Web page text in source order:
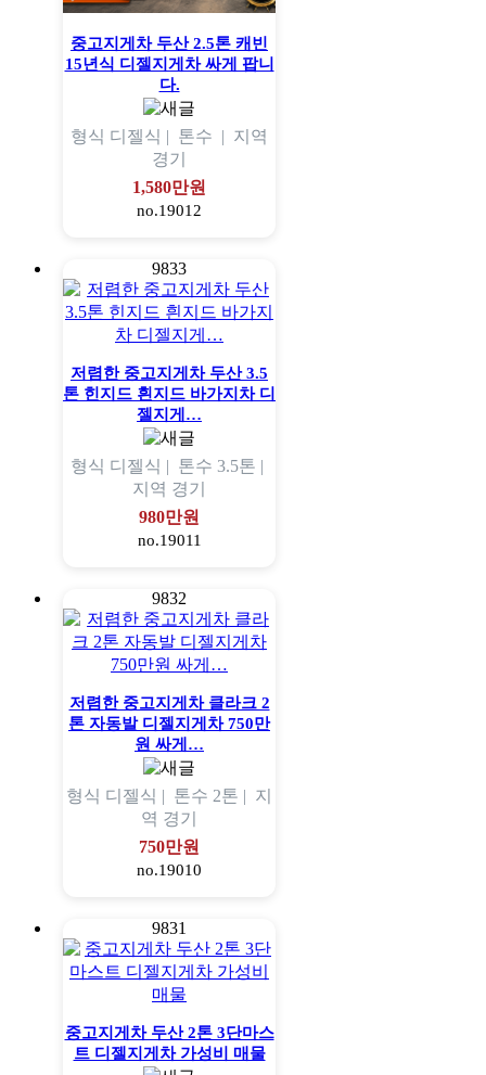
중고지게차 두산 2.5톤 캐빈
15년식 디젤지게차 싸게 팝니
다.
형식 디젤식 | 톤수 | 지역
경기
1,580만원
no.19012
9833
저렴한 중고지게차 두산 3.5
톤 힌지드 흰지드 바가지차 디
젤지게…
형식 디젤식 | 톤수 3.5톤 |
지역 경기
980만원
no.19011
9832
저렴한 중고지게차 클라크 2
톤 자동발 디젤지게차 750만
원 싸게…
형식 디젤식 | 톤수 2톤 | 지
역 경기
750만원
no.19010
9831
중고지게차 두산 2톤 3단마스
트 디젤지게차 가성비 매물